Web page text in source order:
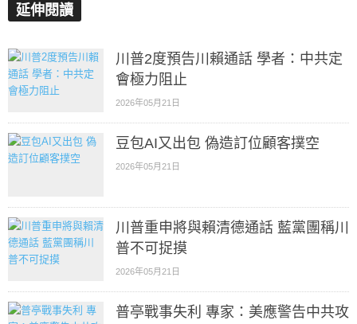
延伸閱讀
川普2度預告川賴通話 學者：中共定
會極力阻止
2026年05月21日
豆包AI又出包 偽造訂位顧客撲空
2026年05月21日
川普重申將與賴清德通話 藍黨團稱川
普不可捉摸
2026年05月21日
普亭戰事失利 專家：美應警告中共攻